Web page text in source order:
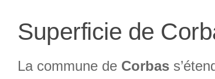
Superficie de
La commune de Corbas